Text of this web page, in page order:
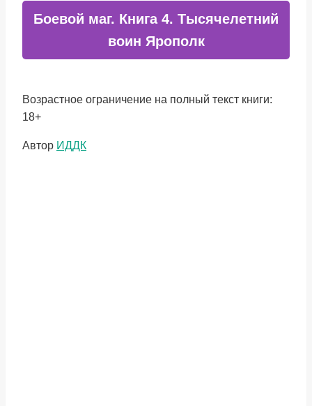
Боевой маг. Книга 4. Тысячелетний
воин Ярополк
Возрастное ограничение на полный текст книги:
18+
Метки
Автор ИДДК